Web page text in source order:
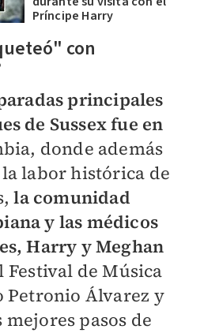
Príncipe Harry
con
principales
de Sussex fue en
donde además
labor histórica de
la comunidad
y las médicos
Harry y Meghan
Festival de Música
Petronio Álvarez y
mejores pasos de